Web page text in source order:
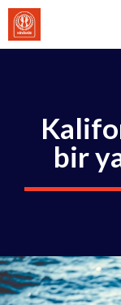
İçeriğe
atla
bir